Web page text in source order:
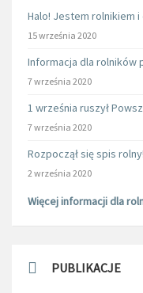
Halo! Jestem rolnikiem i
15 września 2020
Informacja dla rolników
7 września 2020
1 września ruszył
7 września 2020
Rozpoczął się spis rolny!
2 września 2020
Więcej informacji dla
PUBLIKACJE